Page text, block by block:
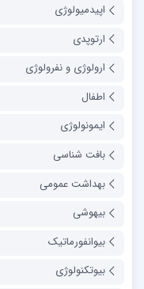
اپیدمیولوژی
ارتوپدی
ارولوژی و نفرولوژی
اطفال
ایمونولوژی
بافت شناسی
بهداشت عمومی
بیهوشی
بیوانفورماتیک
بیوتکنولوژی